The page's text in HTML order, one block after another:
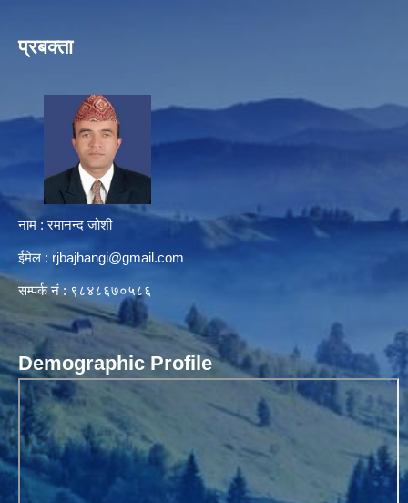
प्रबक्ता
नाम : रमानन्द जोशी
ईमेल : rjbajhangi@gmail.com
सम्पर्क नं : ९८४८६७०५८६
Demographic Profile